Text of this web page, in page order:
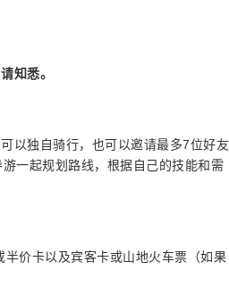
知悉。
以独自骑行，也可以邀请最多7位好友
一起规划路线，根据自己的技能和需
价卡以及宾客卡或山地火车票（如果